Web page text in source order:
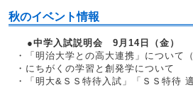
秋のイベント情報
●中学入試説明会 9月14日（金）
・「明治大学との高大連携」について
・にちがくの学習と創発学について
・「明大&ＳＳ特待入試」「ＳＳ特待